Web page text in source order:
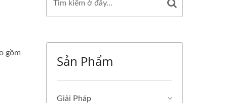
gồm
Sản Phẩm
Giải Pháp